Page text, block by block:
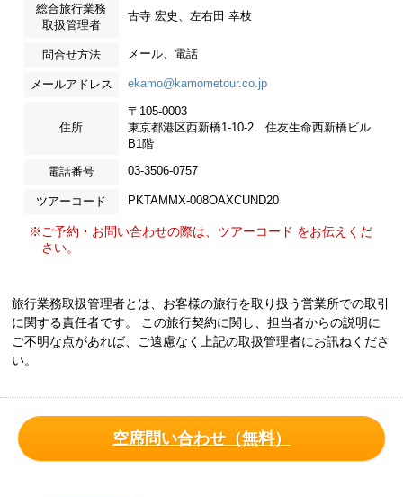
総合旅行業務
取扱管理者
古寺 宏史、左右田 幸枝
問合せ方法 メール、電話
メールアドレス ekamo@kamometour.co.jp
住所
〒105-0003
東京都港区西新橋1-10-2 住友生命西新橋ビル
B1階
電話番号 03-3506-0757
ツアーコード PKTAMMX-008OAXCUND20
※ご予約・お問い合わせの際は、ツアーコード をお伝えくだ
さい。
旅行業務取扱管理者とは、お客様の旅行を取り扱う営業所での取引
に関する責任者です。 この旅行契約に関し、担当者からの説明に
ご不明な点があれば、ご遠慮なく上記の取扱管理者にお訊ねくださ
い。
空席問い合わせ（無料）